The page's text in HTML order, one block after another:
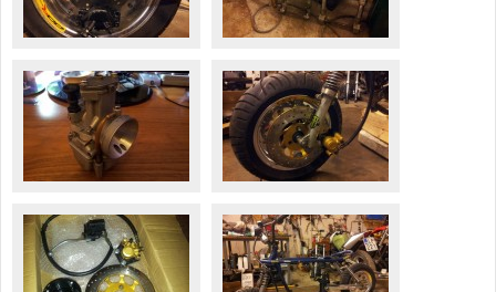
Tampereen sää
Turun sää
Oulun sää
Kuopion sää
Rovaniemen sää
MUUT
VIP-jäsenyys
Suunnittele oma paita
Mainostus
Palaute